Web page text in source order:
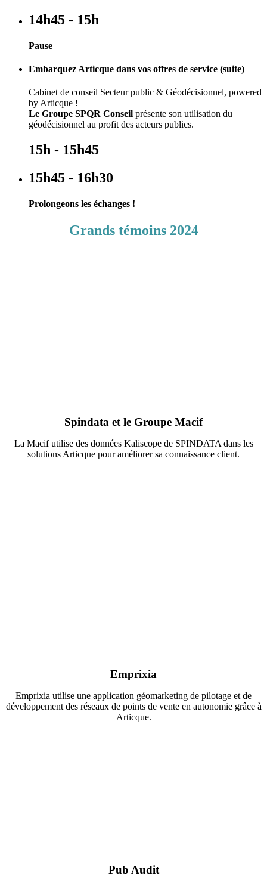
14h45 - 15h
Pause
Embarquez Articque dans vos offres de service (suite)
Cabinet de conseil Secteur public & Géodécisionnel, powered
by Articque !
Le Groupe SPQR Conseil présente son utilisation du
géodécisionnel au profit des acteurs publics.
15h - 15h45
15h45 - 16h30
Prolongeons les échanges !
Grands témoins 2024
Spindata et le Groupe Macif
La Macif utilise des données Kaliscope de SPINDATA dans les
solutions Articque pour améliorer sa connaissance client.
Emprixia
Emprixia utilise une application géomarketing de pilotage et de
développement des réseaux de points de vente en autonomie grâce à
Articque.
Pub Audit